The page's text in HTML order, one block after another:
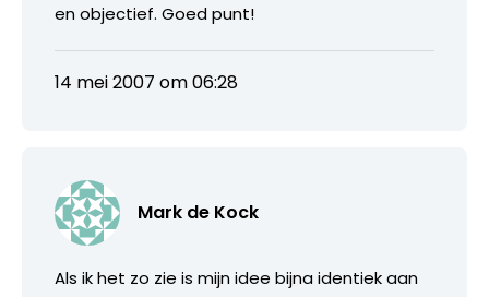
en objectief. Goed punt!
14 mei 2007 om 06:28
Mark de Kock
Als ik het zo zie is mijn idee bijna identiek aan